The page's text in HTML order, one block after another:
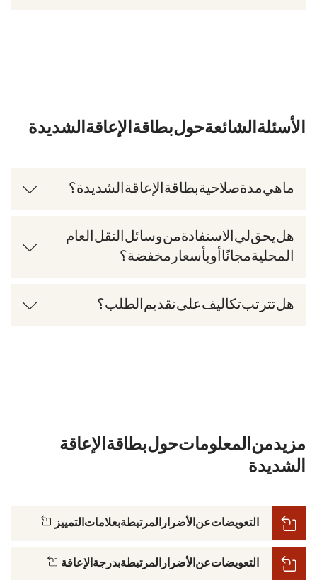
الأسئلة الشائعة حول بطاقة الإعاقة الشديدة
ما هي مدة صلاحية بطاقة الإعاقة الشديدة؟
هل يحق لي الاستفادة من وسائل النقل العام
المحلية مجانًا أو بأسعار مخفضة؟
هل تترتب تكاليف على تقديم الطلب؟
مزيد من المعلومات حول بطاقة الإعاقة
الشديدة
التعويضات عن الأضرار المرتبطة بعلامات التمييز
(يُفتح في نافذة جديدة)
التعويضات عن الأضرار المرتبطة بدرجة الإعاقة (GdB)
(يُفتح في نافذة جديدة)